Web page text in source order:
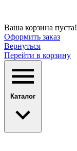
Ваша корзина пуста!
Оформить заказ
Вернуться
Перейти в корзину
Каталог